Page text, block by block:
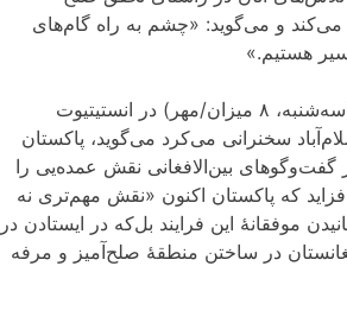
می‌کند و می‌گوید: «چشم به راه گام‌های
هستیم.»
شنبه، ۸ میزان/مهر) در انستیتیوت
آباد سخنرانی می‌کرد می‌‌گوید، پاکستان
گفت‌وگوهای بین‌الافغانی نقش عمده‌یی را
که پاکستان اکنون «نقش مهم‌تری نه
موفقانۀ این فرایند بل‌که در ایستادن در
در ساختن منطقۀ صلح‌آمیز و مرفه